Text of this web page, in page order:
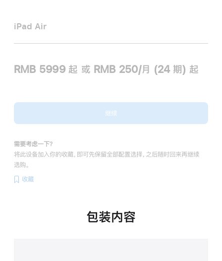
iPad Air
RMB 5999起 或 RMB 250/月 (24 期) 起
继续
需要考虑一下？
将此设备加入你的收藏，即可先保留全部配置选择，之后随时回来再继续
选购。
收藏
包装内容